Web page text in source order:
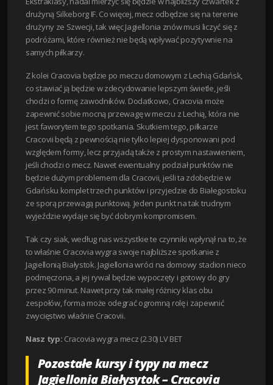
drużyną Silkeborg IF. Co więcej, mecz odbędzie się na terenie
drużyny ze Szwecji, tak więc Jagiellonia znów musi liczyć się z
podróżami, które również nie będą wpływać pozytywnie na
samych piłkarzy.
Z kolei Cracovia będzie po meczu domowym z Lechią Gdańsk,
co stawiać ją będzie w zdecydowanie lepszym świetle, jeśli
chodzi o formę zawodników. Dodatkowo, Cracovia może
zapewnić sobie mocną przewagę w meczu z Lechią, która nie
jest faworytem tego spotkania. Skutkiem tego, piłkarze
Cracovii będą z pewnością nie tylko lepiej dysponowani pod
względem formy, lecz przyjadą także z prostym nastawieniem,
jeśli chodzi o mecz. Nawet ewentualny podział punktów nie
będzie dużym problemem dla Cracovii, jeśli ta zdobędzie w
Gdańsku komplet trzech punktów i przyjedzie do Białegostoku
ze sporą przewagą punktową. Jeden punkt na tak trudnym
wyjeździe wydaje się być dobrym kompromisem.
Tak czy siak, według nas wszystkie te czynniki wpłynął na to, że
to właśnie Cracovia wygra swoje najbliższe spotkanie z
Jagiellonią Białystok. Jagiellonia wróci na domowy stadion nieco
podmęczona, a jej rywal będzie wypoczęty i gotowy do gry
przez 90 minut. Nawet przy tak małej różnicy klas obu
zespołów, forma może odegrać ogromną rolę i zapewnić
zwycięstwo właśnie Cracovii.
Nasz typ: Cracovia wygra mecz (2.30) LV BET
Pozostałe kursy i typy na mecz
Jagiellonia Białysytok – Cracovia